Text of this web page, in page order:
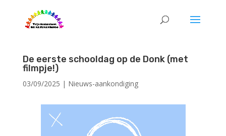
De eerste schooldag op de Donk (met
filmpje!)
03/09/2025 | Nieuws-aankondiging